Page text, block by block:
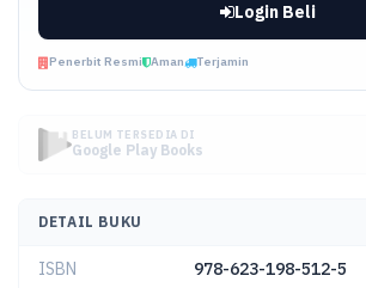
Login Beli
Penerbit Resmi Aman Terjamin
BELUM TERSEDIA DI
Google Play Books
DETAIL BUKU
ISBN 978-623-198-512-5